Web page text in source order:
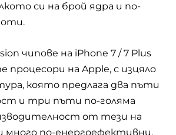
си на брой ядра и по-
чипове на iPhone 7 / 7 Plus
процесори наApple,с изцяло
която предлага два пъти
и три пъти по-голяма
от тези на
много по-енергоефективни,